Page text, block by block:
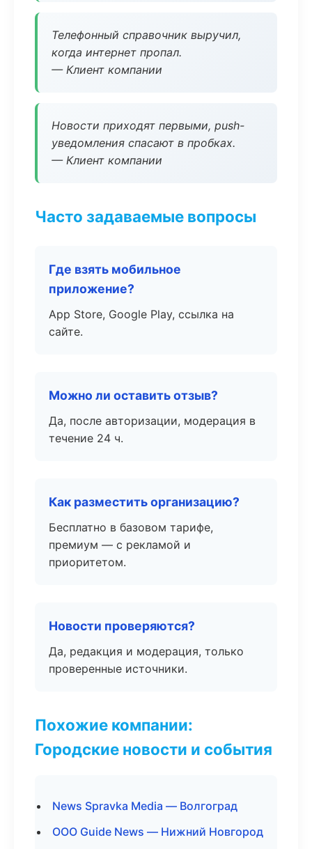
Телефонный справочник выручил,
когда интернет пропал.
— Клиент компании
Новости приходят первыми, push-
уведомления спасают в пробках.
— Клиент компании
Часто задаваемые вопросы
Где взять мобильное
приложение?
App Store, Google Play, ссылка на
сайте.
Можно ли оставить отзыв?
Да, после авторизации, модерация в
течение 24 ч.
Как разместить организацию?
Бесплатно в базовом тарифе,
премиум — с рекламой и
приоритетом.
Новости проверяются?
Да, редакция и модерация, только
проверенные источники.
Похожие компании:
Городские новости и события
News Spravka Media — Волгоград
ООО Guide News — Нижний Новгород